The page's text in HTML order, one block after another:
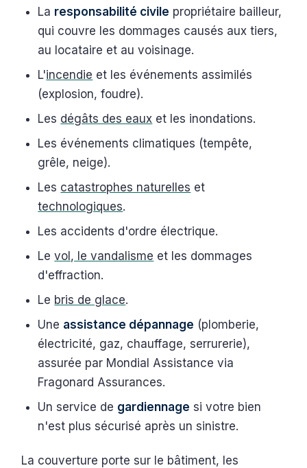
La responsabilité civile propriétaire bailleur,
qui couvre les dommages causés aux tiers,
au locataire et au voisinage.
L'incendie et les événements assimilés
(explosion, foudre).
Les dégâts des eaux et les inondations.
Les événements climatiques (tempête,
grêle, neige).
Les catastrophes naturelles et
technologiques.
Les accidents d'ordre électrique.
Levol, le vandalisme et les dommages
d'effraction.
Le bris de glace.
Une assistance dépannage (plomberie,
électricité, gaz, chauffage, serrurerie),
assurée par Mondial Assistance via
Fragonard Assurances.
Un service de gardiennage si votre bien
n'est plus sécurisé après un sinistre.
La couverture porte sur le bâtiment, les